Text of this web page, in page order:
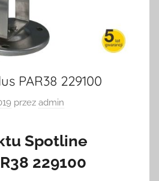
PAR38 229100
przez admin
Spotline
229100